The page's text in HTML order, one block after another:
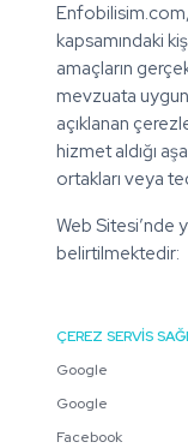
kapsamındaki
amaçların
mevzuata
açıklanan
hizmet aldığı
ortakları veya
Web Sitesi’nde
belirtilmektedir:
ÇEREZ SERVİS
Google
Google
Facebook